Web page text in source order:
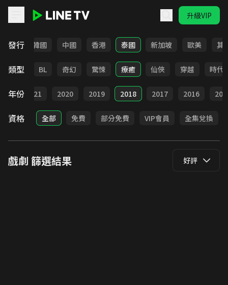
升級VIP
發行
日本 韓國 中國 香港 泰國 新加坡 歐美 其
類型
勵志 BL 奇幻 驚悚 療癒 仙俠 穿越 時代
年份 2021 2020 2019 2018 2017 2016
資格 全部 免費 部分免費 VIP會員 全集兌換
戲劇 篩選結果 好評